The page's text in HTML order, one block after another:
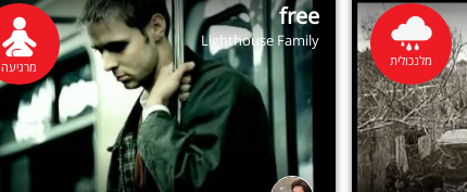
מלנכולית
free
Lighthouse Family
מרגיעה